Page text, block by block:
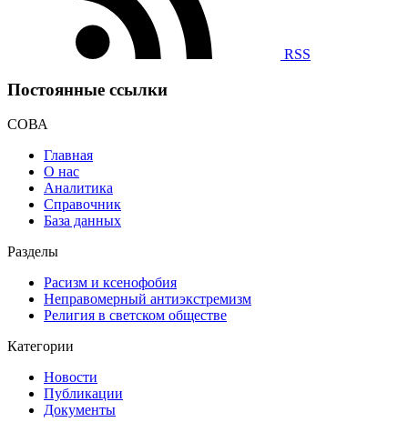
RSS
Постоянные ссылки
СОВА
Главная
О нас
Аналитика
Справочник
База данных
Разделы
Расизм и ксенофобия
Неправомерный антиэкстремизм
Религия в светском обществе
Категории
Новости
Публикации
Документы